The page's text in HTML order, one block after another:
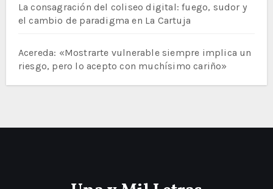
La consagración del coliseo digital: fuego, sudor y
el cambio de paradigma en La Cartuja
Acereda: «Mostrarte vulnerable siempre implica un
riesgo, pero lo acepto con muchísimo cariño»